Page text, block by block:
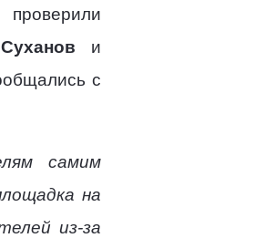
и
с
самим
на
из-за